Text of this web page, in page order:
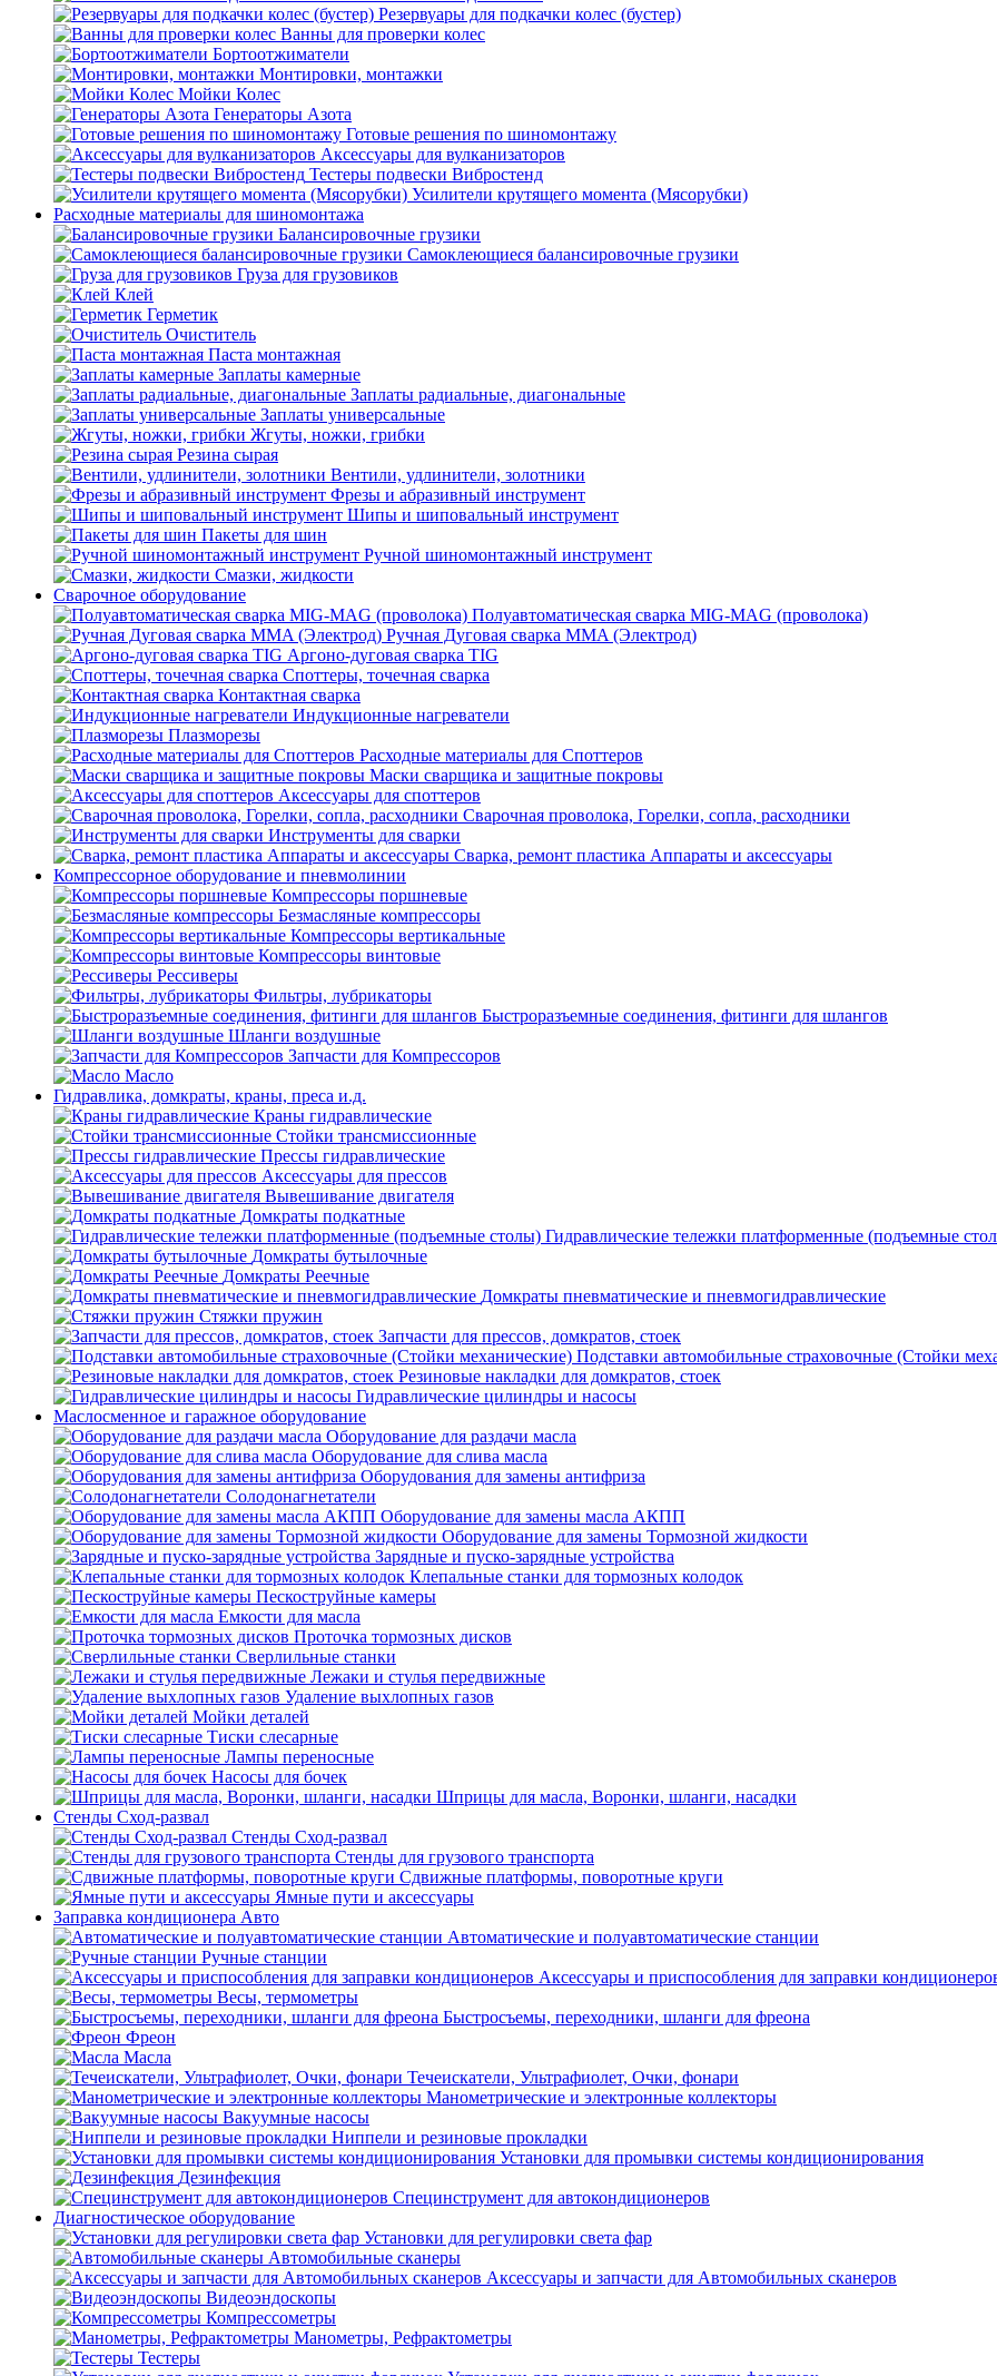
Резервуары для подкачки колес (бустер)
Ванны для проверки колес
Бортоотжиматели
Монтировки, монтажки
Мойки Колес
Генераторы Азота
Готовые решения по шиномонтажу
Аксессуары для вулканизаторов
Тестеры подвески Вибростенд
Усилители крутящего момента (Мясорубки)
Расходные материалы для шиномонтажа
Балансировочные грузики
Самоклеющиеся балансировочные грузики
Груза для грузовиков
Клей
Герметик
Очиститель
Паста монтажная
Заплаты камерные
Заплаты радиальные, диагональные
Заплаты универсальные
Жгуты, ножки, грибки
Резина сырая
Вентили, удлинители, золотники
Фрезы и абразивный инструмент
Шипы и шиповальный инструмент
Пакеты для шин
Ручной шиномонтажный инструмент
Смазки, жидкости
Сварочное оборудование
Полуавтоматическая сварка MIG-MAG (проволока)
Ручная Дуговая сварка MMA (Электрод)
Аргоно-дуговая сварка TIG
Споттеры, точечная сварка
Контактная сварка
Индукционные нагреватели
Плазморезы
Расходные материалы для Споттеров
Маски сварщика и защитные покровы
Аксессуары для споттеров
Сварочная проволока, Горелки, сопла, расходники
Инструменты для сварки
Сварка, ремонт пластика Аппараты и аксессуары
Компрессорное оборудование и пневмолинии
Компрессоры поршневые
Безмасляные компрессоры
Компрессоры вертикальные
Компрессоры винтовые
Рессиверы
Фильтры, лубрикаторы
Быстроразъемные соединения, фитинги для шлангов
Шланги воздушные
Запчасти для Компрессоров
Масло
Гидравлика, домкраты, краны, преса и.д.
Краны гидравлические
Стойки трансмиссионные
Прессы гидравлические
Аксессуары для прессов
Вывешивание двигателя
Домкраты подкатные
Гидравлические тележки платформенные (подъемные
Домкраты бутылочные
Домкраты Реечные
Домкраты пневматические и пневмогидравлические
Стяжки пружин
Запчасти для прессов, домкратов, стоек
Подставки автомобильные страховочные (Стойки
Резиновые накладки для домкратов, стоек
Гидравлические цилиндры и насосы
Маслосменное и гаражное оборудование
Оборудование для раздачи масла
Оборудование для слива масла
Оборудования для замены антифриза
Солодонагнетатели
Оборудование для замены масла АКПП
Оборудование для замены Тормозной жидкости
Зарядные и пуско-зарядные устройства
Клепальные станки для тормозных колодок
Пескоструйные камеры
Емкости для масла
Проточка тормозных дисков
Сверлильные станки
Лежаки и стулья передвижные
Удаление выхлопных газов
Мойки деталей
Тиски слесарные
Лампы переносные
Насосы для бочек
Шприцы для масла, Воронки, шланги, насадки
Стенды Сход-развал
Стенды Сход-развал
Стенды для грузового транспорта
Сдвижные платформы, поворотные круги
Ямные пути и аксессуары
Заправка кондиционера Авто
Автоматические и полуавтоматические станции
Ручные станции
Аксессуары и приспособления для заправки
Весы, термометры
Быстросъемы, переходники, шланги для фреона
Фреон
Масла
Течеискатели, Ультрафиолет, Очки, фонари
Манометрические и электронные коллекторы
Вакуумные насосы
Ниппели и резиновые прокладки
Установки для промывки системы кондиционирования
Дезинфекция
Специнструмент для автокондиционеров
Диагностическое оборудование
Установки для регулировки света фар
Автомобильные сканеры
Аксессуары и запчасти для Автомобильных сканеров
Видеоэндоскопы
Компрессометры
Манометры, Рефрактометры
Тестеры